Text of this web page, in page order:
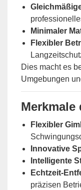
Minimaler
Flexibler
Dies macht es
Umgebungen
Merkmale
Flexibler
Innovative
Intelligente
Echtzeit-
präzisen